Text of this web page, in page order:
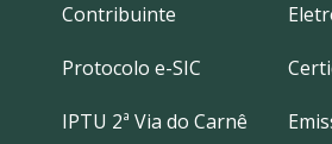
Contribuinte
Protocolo e-SIC
IPTU 2ª Via do Carnê